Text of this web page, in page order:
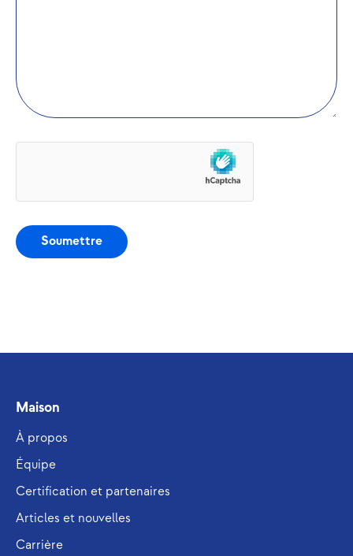
Soumettre
Maison
À propos
Équipe
Certification et partenaires
Articles et nouvelles
Carrière